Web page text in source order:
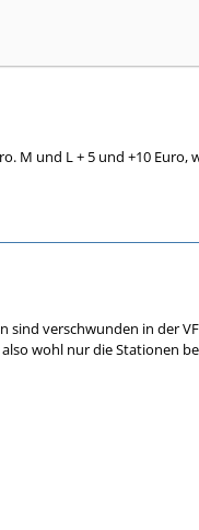
M und L + 5 und +10
sind verschwunden in der
wohl nur die Stationen